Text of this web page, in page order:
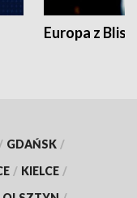
Europa z
/ GDAŃSK /
/ KIELCE /